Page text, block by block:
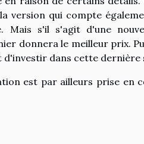
version qui compte
Mais s'il s'agit d'une
donnera le meilleur prix.
dans cette dernière
est par ailleurs prise en